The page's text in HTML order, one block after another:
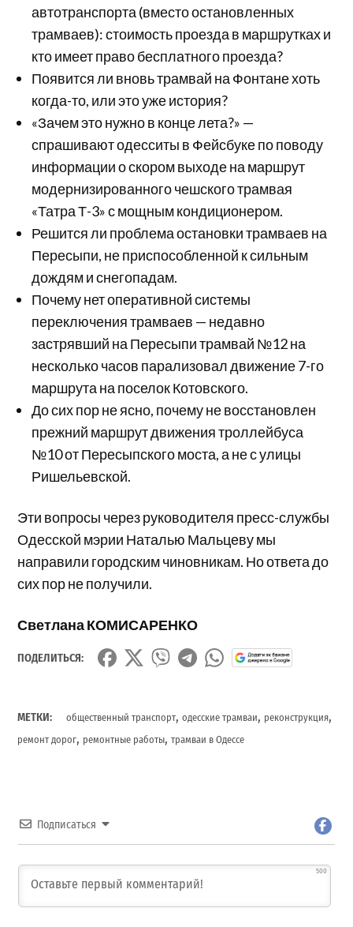
автотранспорта (вместо остановленных
трамваев): стоимость проезда в маршрутках и
кто имеет право бесплатного проезда?
Появится ли вновь трамвай на Фонтане хоть
когда-то, или это уже история?
«Зачем это нужно в конце лета?» —
спрашивают одесситы в Фейсбуке по поводу
информации о скором выходе на маршрут
модернизированного чешского трамвая
«Татра Т-3» с мощным кондиционером.
Решится ли проблема остановки трамваев на
Пересыпи, не приспособленной к сильным
дождям и снегопадам.
Почему нет оперативной системы
переключения трамваев — недавно
застрявший на Пересыпи трамвай №12 на
несколько часов парализовал движение 7-го
маршрута на поселок Котовского.
До сих пор не ясно, почему не восстановлен
прежний маршрут движения троллейбуса
№10 от Пересыпского моста, а не с улицы
Ришельевской.
Эти вопросы через руководителя пресс-службы
Одесской мэрии Наталью Мальцеву мы
направили городским чиновникам. Но ответа до
сих пор не получили.
Светлана КОМИСАРЕНКО
ПОДЕЛИТЬСЯ:
МЕТКИ: общественный транспорт,одесские трамваи, реконструкция,
ремонт дорог, ремонтные работы,трамваи в Одессе
Подписаться
500